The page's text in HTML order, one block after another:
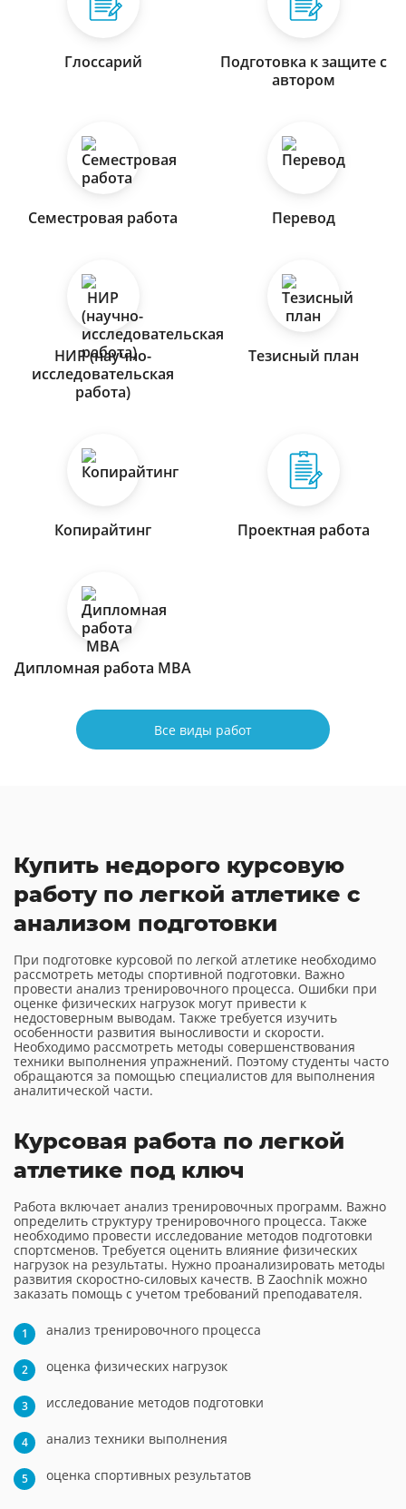
Глоссарий
Подготовка к защите с
автором
Семестровая работа Перевод
НИР (научно-
исследовательская
работа)
Тезисный план
Копирайтинг Проектная работа
Дипломная работа МВА
Все виды работ
Купить недорого курсовую
работу по легкой атлетике с
анализом подготовки
При подготовке курсовой по легкой атлетике необходимо
рассмотреть методы спортивной подготовки. Важно
провести анализ тренировочного процесса. Ошибки при
оценке физических нагрузок могут привести к
недостоверным выводам. Также требуется изучить
особенности развития выносливости и скорости.
Необходимо рассмотреть методы совершенствования
техники выполнения упражнений. Поэтому студенты часто
обращаются за помощью специалистов для выполнения
аналитической части.
Курсовая работа по легкой
атлетике под ключ
Работа включает анализ тренировочных программ. Важно
определить структуру тренировочного процесса. Также
необходимо провести исследование методов подготовки
спортсменов. Требуется оценить влияние физических
нагрузок на результаты. Нужно проанализировать методы
развития скоростно-силовых качеств. В Zaochnik можно
заказать помощь с учетом требований преподавателя.
анализ тренировочного процесса
оценка физических нагрузок
исследование методов подготовки
анализ техники выполнения
оценка спортивных результатов